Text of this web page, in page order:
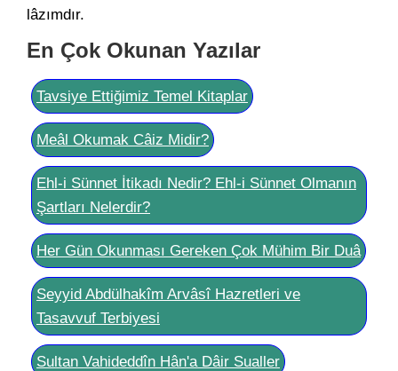
lâzımdır.
En Çok Okunan Yazılar
Tavsiye Ettiğimiz Temel Kitaplar
Meâl Okumak Câiz Midir?
Ehl-i Sünnet İtikadı Nedir? Ehl-i Sünnet Olmanın
Şartları Nelerdir?
Her Gün Okunması Gereken Çok Mühim Bir Duâ
Seyyid Abdülhakîm Arvâsî Hazretleri ve
Tasavvuf Terbiyesi
Sultan Vahideddîn Hân'a Dâir Sualler